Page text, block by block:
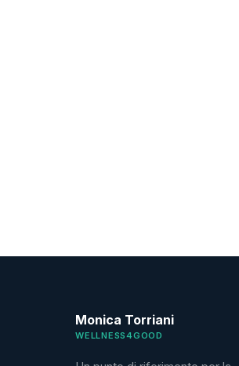
Monica Torriani
WELLNESS4GOOD